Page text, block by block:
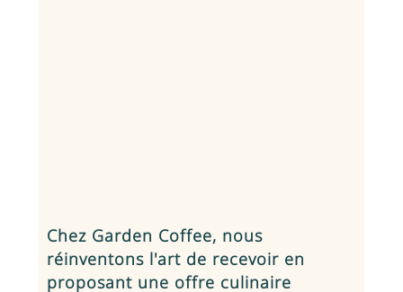
Chez Garden Coffee, nous
réinventons l'art de recevoir en
proposant une offre culinaire